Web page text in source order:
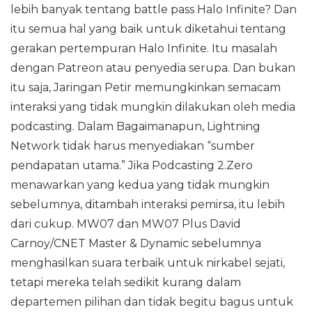
lebih banyak tentang battle pass Halo Infinite? Dan
itu semua hal yang baik untuk diketahui tentang
gerakan pertempuran Halo Infinite. Itu masalah
dengan Patreon atau penyedia serupa. Dan bukan
itu saja, Jaringan Petir memungkinkan semacam
interaksi yang tidak mungkin dilakukan oleh media
podcasting. Dalam Bagaimanapun, Lightning
Network tidak harus menyediakan “sumber
pendapatan utama.” Jika Podcasting 2.Zero
menawarkan yang kedua yang tidak mungkin
sebelumnya, ditambah interaksi pemirsa, itu lebih
dari cukup. MW07 dan MW07 Plus David
Carnoy/CNET Master & Dynamic sebelumnya
menghasilkan suara terbaik untuk nirkabel sejati,
tetapi mereka telah sedikit kurang dalam
departemen pilihan dan tidak begitu bagus untuk